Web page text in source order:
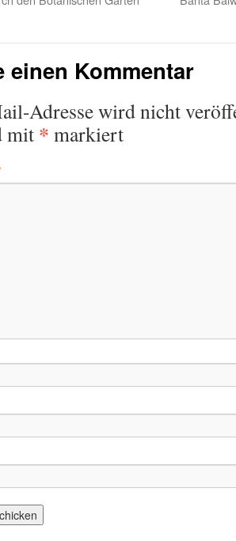
einen Kommentar
Adresse wird nicht
mit * markiert